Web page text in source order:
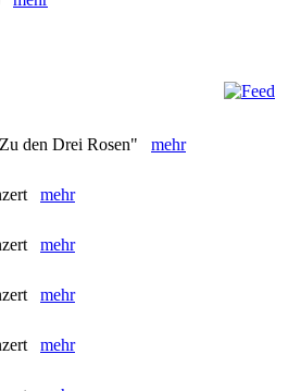
den Drei Rosen" mehr
mehr
mehr
mehr
mehr